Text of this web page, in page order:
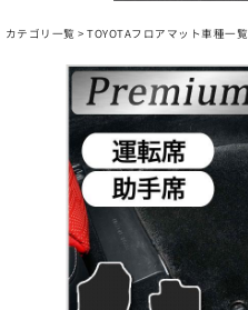
カテゴリ一覧 >TOYOTAフロアマット車種一覧